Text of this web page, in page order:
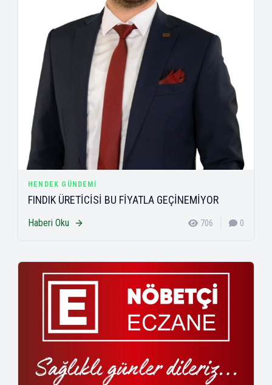
HENDEK GÜNDEMI
FINDIK ÜRETİCİSİ BU FİYATLA GEÇİNEMİYOR
Haberi Oku 706 0